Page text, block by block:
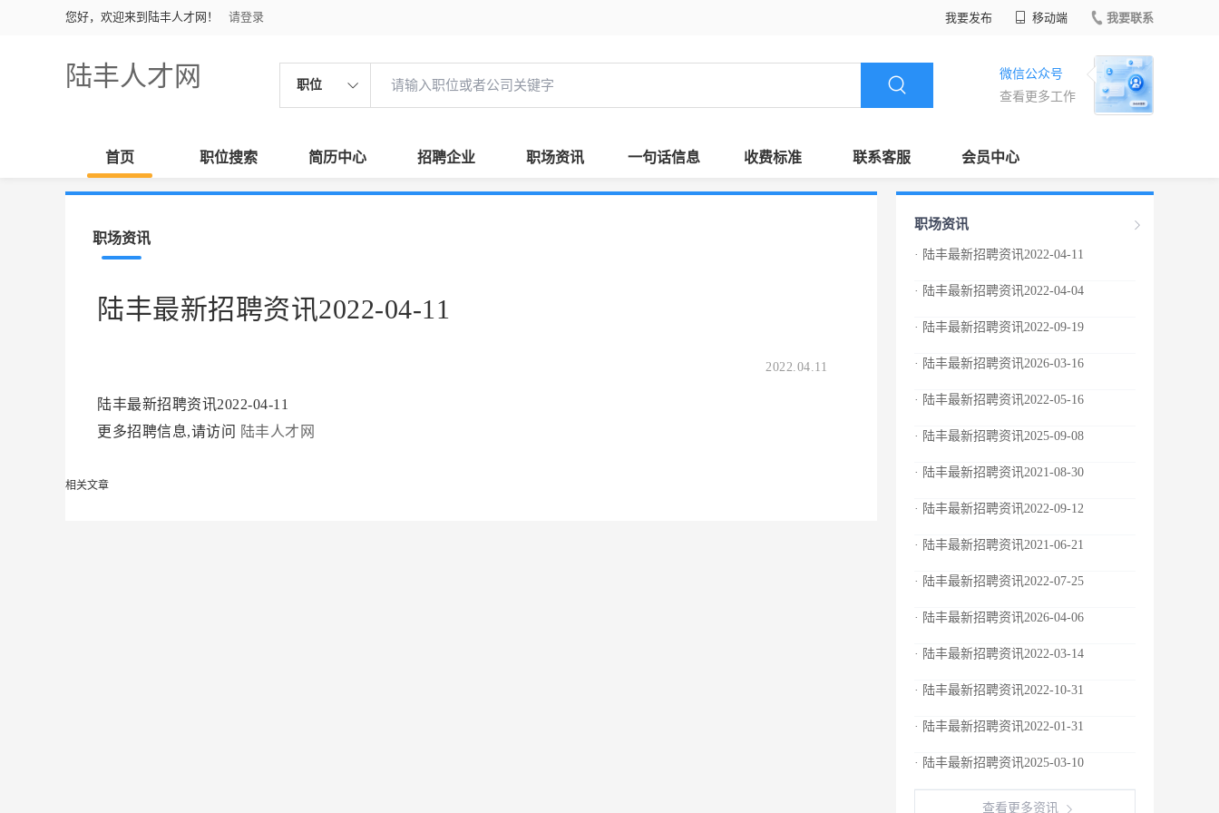
您好，欢迎来到陆丰人才网！ 请登录 我要发布 移动端 我要联系
陆丰人才网 职位
微信公众号
查看更多工作
首页 职位搜索 简历中心 招聘企业 职场资讯 一句话信息 收费标准 联系客服 会员中心
职场资讯
陆丰最新招聘资讯2022-04-11
2022.04.11
陆丰最新招聘资讯2022-04-11
更多招聘信息,请访问 陆丰人才网
相关文章
职场资讯
· 陆丰最新招聘资讯2022-04-11
· 陆丰最新招聘资讯2022-04-04
· 陆丰最新招聘资讯2022-09-19
· 陆丰最新招聘资讯2026-03-16
· 陆丰最新招聘资讯2022-05-16
· 陆丰最新招聘资讯2025-09-08
· 陆丰最新招聘资讯2021-08-30
· 陆丰最新招聘资讯2022-09-12
· 陆丰最新招聘资讯2021-06-21
· 陆丰最新招聘资讯2022-07-25
· 陆丰最新招聘资讯2026-04-06
· 陆丰最新招聘资讯2022-03-14
· 陆丰最新招聘资讯2022-10-31
· 陆丰最新招聘资讯2022-01-31
· 陆丰最新招聘资讯2025-03-10
查看更多资讯